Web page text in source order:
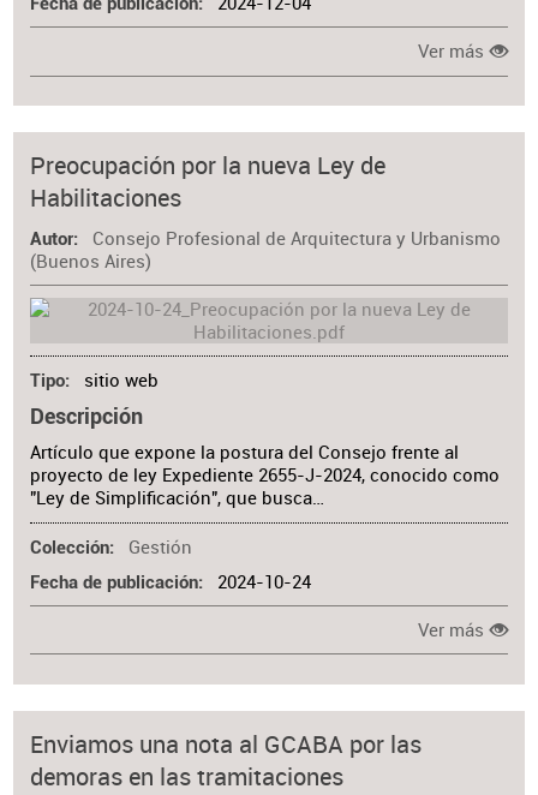
Fecha de publicación
Ver más
Preocupación por la nueva Ley de
Habilitaciones
Autor
Consejo Profesional de Arquitectura y Urbanismo
(Buenos Aires)
Tipo sitio web
Descripción
Artículo que expone la postura del Consejo frente al
proyecto de ley Expediente 2655-J-2024, conocido como
"Ley de Simplificación", que busca…
Colección Gestión
Fecha de publicación 2024-10-24
Ver más
Enviamos una nota al GCABA por las
demoras en las tramitaciones